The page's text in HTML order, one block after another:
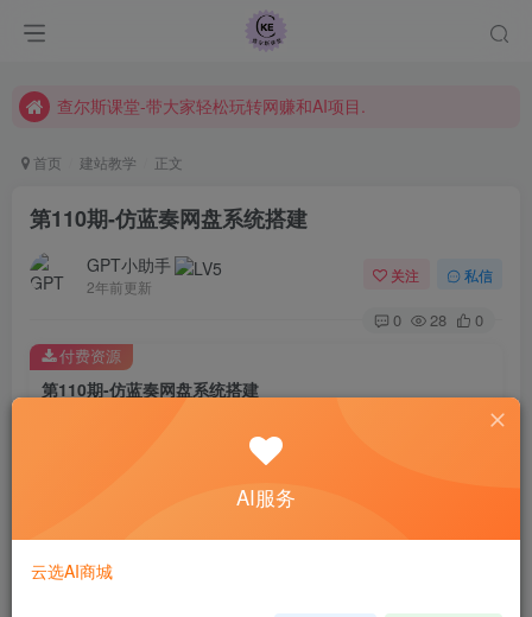
查尔斯课堂-带大家轻松玩转网赚和AI项目.
首页 建站教学 正文
第110期-仿蓝奏网盘系统搭建
GPT小助手
2年前更新
关注 私信
0 28 0
第110期-仿蓝奏网盘系统搭建
69
付费资源
AI服务
云选AI商城